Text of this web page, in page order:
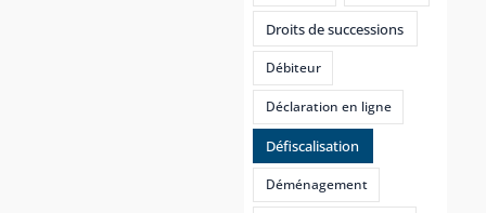
Droits de successions
Débiteur
Déclaration en ligne
Défiscalisation
Déménagement